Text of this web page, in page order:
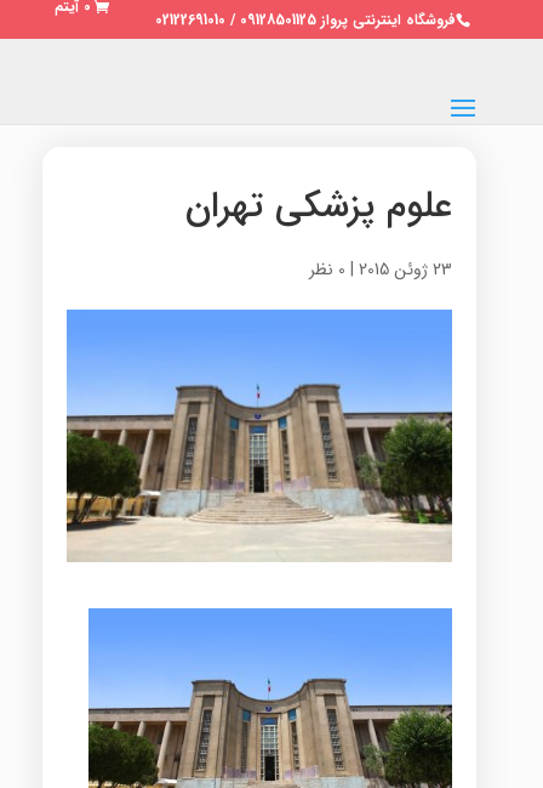
فروشگاه اینترنتی پرواز 09128501125 / 02122691010
0 آیتم
علوم پزشکی تهران
23 ژوئن 2015 | 0 نظر